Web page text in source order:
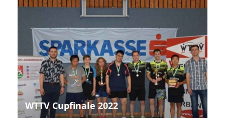
WTTV Cupfinale 2022